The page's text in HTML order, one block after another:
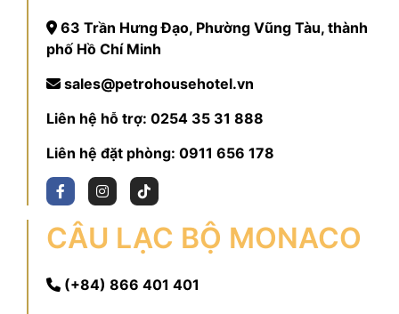
63 Trần Hưng Đạo, Phường Vũng Tàu, thành
phố Hồ Chí Minh
sales@petrohousehotel.vn
Liên hệ hỗ trợ: 0254 35 31 888
Liên hệ đặt phòng: 0911 656 178
CÂU LẠC BỘ MONACO
(+84) 866 401 401